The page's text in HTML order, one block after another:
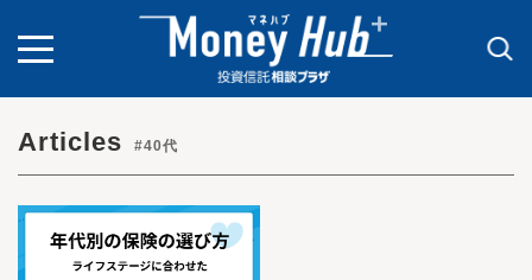
toggle
navigation
Articles #40代